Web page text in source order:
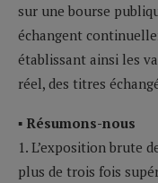
sur une bourse
échangent
établissant ainsi les
réel, des titres
▪ Résumons-nous
1. L’exposition brute
plus de trois fois